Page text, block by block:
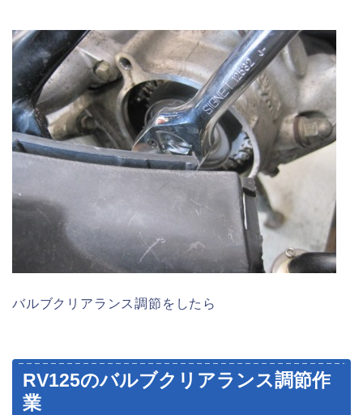
バルブクリアランス調節をしたら
RV125のバルブクリアランス調節作
業